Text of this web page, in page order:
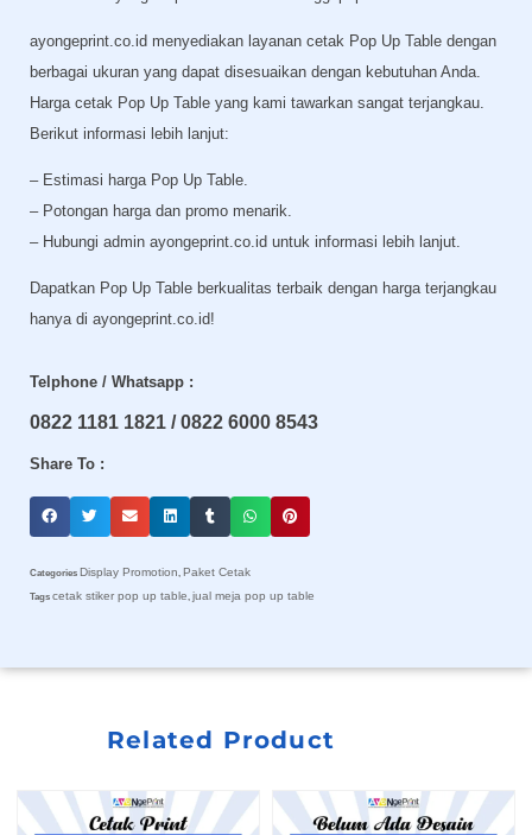
ayongeprint.co.id menyediakan layanan cetak Pop Up Table dengan
berbagai ukuran yang dapat disesuaikan dengan kebutuhan Anda.
Harga cetak Pop Up Table yang kami tawarkan sangat terjangkau.
Berikut informasi lebih lanjut:
– Estimasi harga Pop Up Table.
– Potongan harga dan promo menarik.
– Hubungi admin ayongeprint.co.id untuk informasi lebih lanjut.
Dapatkan Pop Up Table berkualitas terbaik dengan harga terjangkau
hanya di ayongeprint.co.id!
Telphone / Whatsapp :
0822 1181 1821 / 0822 6000 8543
Share To :
Categories Display Promotion, Paket Cetak
Tags cetak stiker pop up table, jual meja pop up table
Related Product